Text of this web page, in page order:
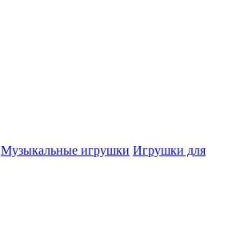
Музыкальные игрушки Игрушки для